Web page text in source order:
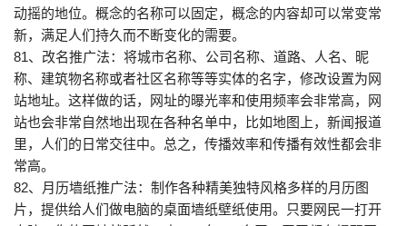
动摇的地位。概念的名称可以固定，概念的内容却可以常变常
新，满足人们持久而不断变化的需要。
81、改名推广法：将城市名称、公司名称、道路、人名、昵
称、建筑物名称或者社区名称等等实体的名字，修改设置为网
站地址。这样做的话，网址的曝光率和使用频率会非常高，网
站也会非常自然地出现在各种名单中，比如地图上，新闻报道
里，人们的日常交往中。总之，传播效率和传播有效性都会非
常高。
82、月历墙纸推广法：制作各种精美独特风格多样的月历图
片，提供给人们做电脑的桌面墙纸壁纸使用。只要网民一打开